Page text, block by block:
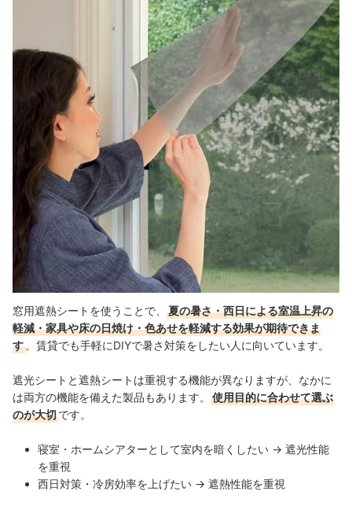
カーテン・すだれ・外付けシェードなどほかの暑さ対策との使い分け
掃除・お手入れの方法と買い替えの目安は？
窓用遮熱シートの売れ筋ランキングもチェック！
出典：amazon.co.jp
窓用遮熱シートを使うことで、
夏の暑さ・西日による室温上昇の
軽減・家具や床の日焼け・色あせを軽減する効果が期待できま
す 。賃貸でも手軽にDIYで暑さ対策をしたい人に向いています。
遮光シートと遮熱シートは重視する機能が異なりますが、なかに
は両方の機能を備えた製品もあります。
使用目的に合わせて選ぶ
のが大切です。
寝室・ホームシアターとして室内を暗くしたい → 遮光性能
を重視
西日対策・冷房効率を上げたい → 遮熱性能を重視